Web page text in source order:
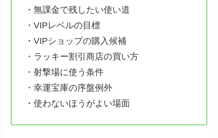
・無課金で残したい使い道
・VIPレベルの目標
・VIPショップの購入候補
・ラッキー割引商店の買い方
・射撃場に使う条件
・幸運宝庫の序盤例外
・使わないほうがよい場面